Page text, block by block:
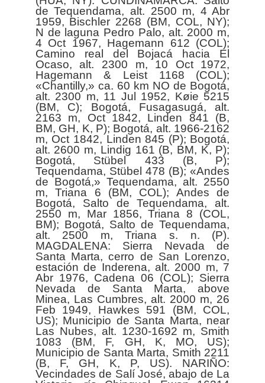
de Tequendama, alt. 2500 m, 4 Abr
1959, Bischler 2268 (BM, COL, NY);
N de laguna Pedro Palo, alt. 2000 m,
4 Oct 1967, Hagemann 612 (COL);
Camino real del Bojacá hacia El
Ocaso, alt. 2300 m, 10 Oct 1972,
Hagemann & Leist 1168 (COL);
«Chantilly,» ca. 60 km NO de Bogotá,
alt. 2300 m, 11 Jul 1952, Køie 5215
(BM, C); Bogotá, Fusagasugá, alt.
2163 m, Oct 1842, Linden 841 (B,
BM, GH, K, P); Bogotá, alt. 1966-2162
m, Oct 1842, Linden 845 (P); Bogotá,
alt. 2600 m, Lindig 161 (B, BM, K, P);
Bogotá, Stübel 433 (B, P);
Tequendama, Stübel 478 (B); «Andes
de Bogotá,» Tequendama, alt. 2550
m, Triana 6 (BM, COL); Andes de
Bogotá, Salto de Tequendama, alt.
2550 m, Mar 1856, Triana 8 (COL,
BM); Bogotá, Salto de Tequendama,
alt. 2500 m, Triana s. n. (P).
MAGDALENA: Sierra Nevada de
Santa Marta, cerro de San Lorenzo,
estación de Inderena, alt. 2000 m, 7
Abr 1976, Cadena 06 (COL); Sierra
Nevada de Santa Marta, above
Minea, Las Cumbres, alt. 2000 m, 26
Feb 1949, Hawkes 591 (BM, COL,
US); Municipio de Santa Marta, near
Las Nubes, alt. 1230-1692 m, Smith
1083 (BM, F, GH, K, MO, US);
Municipio de Santa Marta, Smith 2211
(B, F, GH, K, P, US). NARIÑO:
Vecindades de Salí José, abajo de La